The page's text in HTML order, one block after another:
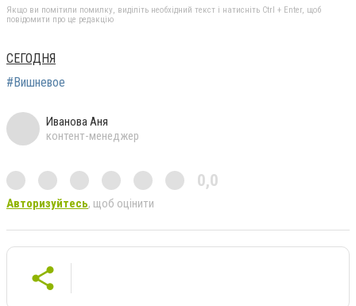
Якщо ви помітили помилку, виділіть необхідний текст і натисніть Ctrl + Enter, щоб
повідомити про це редакцію
СЕГОДНЯ
#Вишневое
Иванова Аня
контент-менеджер
0,0
Авторизуйтесь, щоб оцінити